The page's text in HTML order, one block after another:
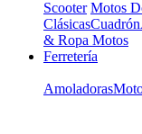
Scooter Motos
ClásicasCuadrón
& Ropa Motos
Ferretería
Amoladoras